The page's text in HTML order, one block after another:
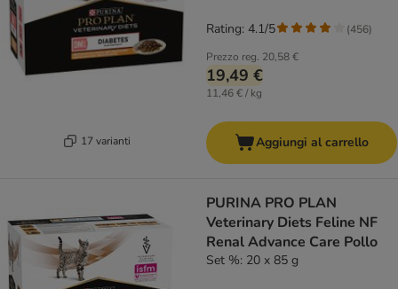
17 varianti
Prezzo reg. 20,58 €
19,49 €
11,46 € / kg
Rating: 4.1/5 (456)
Aggiungi al carrello
PURINA PRO PLAN
Veterinary Diets Feline NF
Renal Advance Care Pollo
Set %: 20 x 85 g